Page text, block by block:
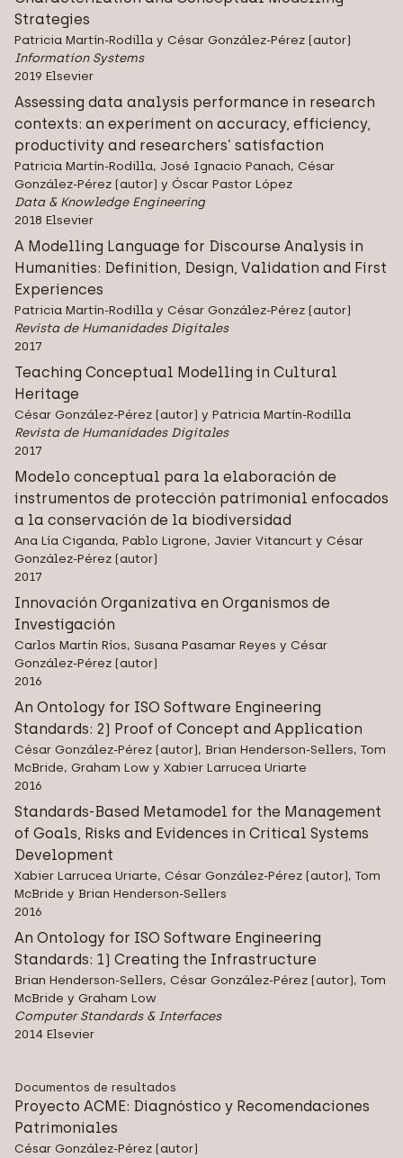
Strategies
Patricia Martín-Rodilla y César González-Pérez (autor)
Information Systems
2019 Elsevier
Assessing data analysis performance in research
contexts: an experiment on accuracy, efficiency,
productivity and researchers’ satisfaction
Patricia Martín-Rodilla, José Ignacio Panach, César
González-Pérez (autor) y Óscar Pastor López
Data & Knowledge Engineering
2018 Elsevier
A Modelling Language for Discourse Analysis in
Humanities: Definition, Design, Validation and First
Experiences
Patricia Martín-Rodilla y César González-Pérez (autor)
Revista de Humanidades Digitales
2017
Teaching Conceptual Modelling in Cultural
Heritage
César González-Pérez (autor) y Patricia Martín-Rodilla
Revista de Humanidades Digitales
2017
Modelo conceptual para la elaboración de
instrumentos de protección patrimonial enfocados
a la conservación de la biodiversidad
Ana Lía Ciganda, Pablo Ligrone, Javier Vitancurt y César
González-Pérez (autor)
2017
Innovación Organizativa en Organismos de
Investigación
Carlos Martín Ríos, Susana Pasamar Reyes y César
González-Pérez (autor)
2016
An Ontology for ISO Software Engineering
Standards: 2) Proof of Concept and Application
César González-Pérez (autor), Brian Henderson-Sellers, Tom
McBride, Graham Low y Xabier Larrucea Uriarte
2016
Standards-Based Metamodel for the Management
of Goals, Risks and Evidences in Critical Systems
Development
Xabier Larrucea Uriarte, César González-Pérez (autor), Tom
McBride y Brian Henderson-Sellers
2016
An Ontology for ISO Software Engineering
Standards: 1) Creating the Infrastructure
Brian Henderson-Sellers, César González-Pérez (autor), Tom
McBride y Graham Low
Computer Standards & Interfaces
2014 Elsevier
Documentos de resultados
Proyecto ACME: Diagnóstico y Recomendaciones
Patrimoniales
César González-Pérez (autor)